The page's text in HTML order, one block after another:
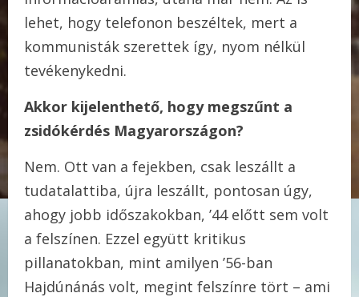
lehet, hogy telefonon beszéltek, mert a
kommunisták szerettek így, nyom nélkül
tevékenykedni.
Akkor kijelenthető, hogy megszűnt a
zsidókérdés Magyarországon?
Nem. Ott van a fejekben, csak leszállt a
tudatalattiba, újra leszállt, pontosan úgy,
ahogy jobb időszakokban, ’44 előtt sem volt
a felszínen. Ezzel együtt kritikus
pillanatokban, mint amilyen ’56-ban
Hajdúnánás volt, megint felszínre tört – ami